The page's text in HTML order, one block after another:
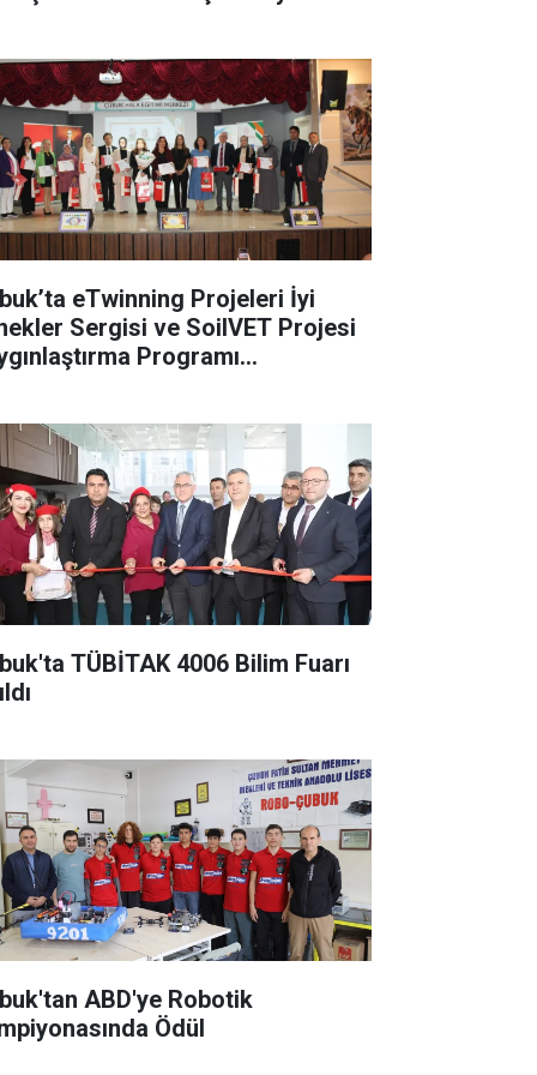
eTwinning Projeleri İyi
Sergisi ve SoilVET Projesi
Programı
TÜBİTAK 4006 Bilim Fuarı
ABD'ye Robotik
Ödül